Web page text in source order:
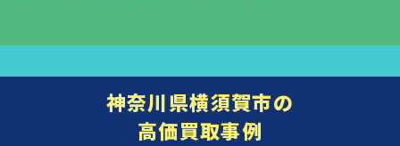
神奈川県横須賀市の
高価買取事例